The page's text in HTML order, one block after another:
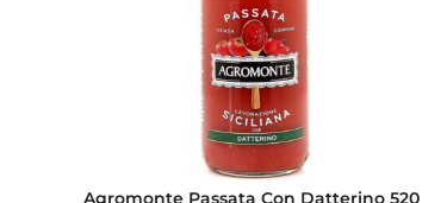
Agromonte Passata Con Datterino 520